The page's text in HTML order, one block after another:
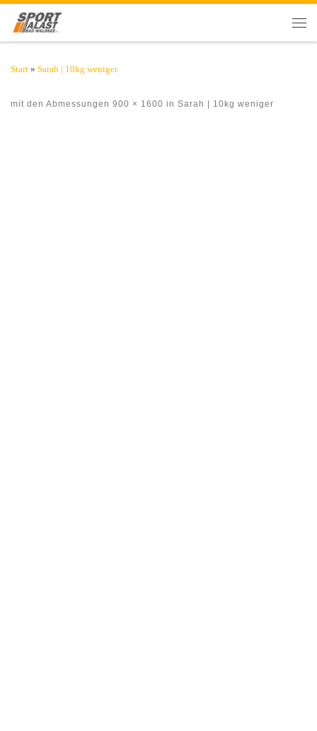
Zum Inhalt springen
Start » Sarah | 10kg weniger
mit den Abmessungen 900 × 1600 in Sarah | 10kg weniger